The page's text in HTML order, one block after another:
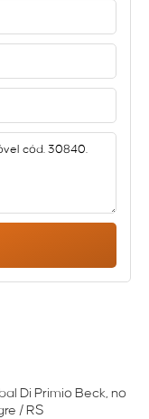
Di Primio Beck, no
/ RS